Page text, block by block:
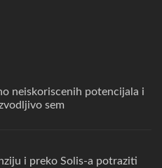
neiskoriscenih potencijala i
sem
i preko Solis-a potraziti